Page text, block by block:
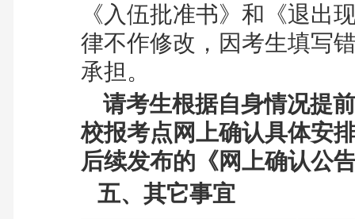
《入伍批准书》和《退出
律不作修改，因考生填写
承担。
请考生根据自身情况提
校报考点网上确认具体安
后续发布的《网上确认公
五、其它事宜